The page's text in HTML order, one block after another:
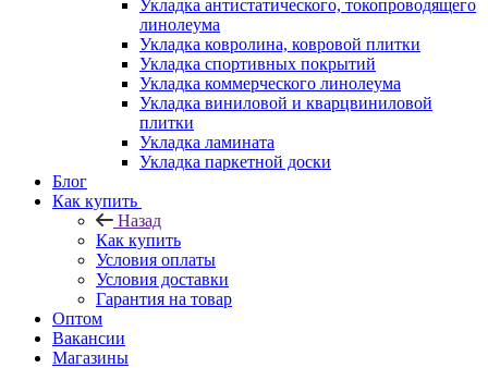
Укладка антистатического, токопроводящего
линолеума
Укладка ковролина, ковровой плитки
Укладка спортивных покрытий
Укладка коммерческого линолеума
Укладка виниловой и кварцвиниловой
плитки
Укладка ламината
Укладка паркетной доски
Блог
Как купить
Назад
Как купить
Условия оплаты
Условия доставки
Гарантия на товар
Оптом
Вакансии
Магазины